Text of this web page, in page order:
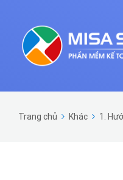
Trang chủ Khác 1.